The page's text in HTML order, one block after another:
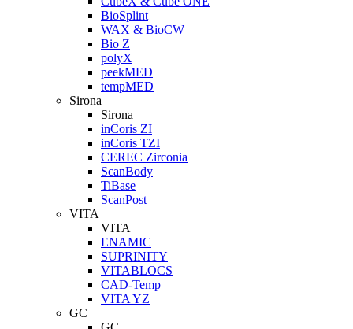
BioSplint
WAX & BioCW
Bio Z
polyX
peekMED
tempMED
Sirona
Sirona
inCoris ZI
inCoris TZI
CEREC Zirconia
ScanBody
TiBase
ScanPost
VITA
VITA
ENAMIC
SUPRINITY
VITABLOCS
CAD-Temp
VITA YZ
GC